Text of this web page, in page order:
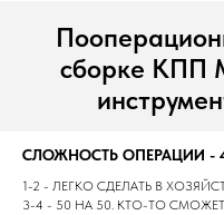
сборке КПП
СЛОЖНОСТЬ ОПЕРАЦИИ -
1-2 - ЛЕГКО СДЕЛАТЬ В
3-4 - 50 НА 50. КТО-ТО